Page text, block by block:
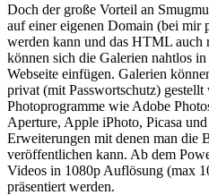
Doch der große Vorteil an
auf einer eigenen Domain (bei mir
werden kann und das HTML auch
können sich die Galerien nahtlos
Webseite einfügen. Galerien
privat (mit Passwortschutz)
Photoprogramme wie Adobe
Aperture, Apple iPhoto, Picasa
Erweiterungen mit denen man die
veröffentlichen kann. Ab dem
Videos in 1080p Auflösung (max
präsentiert werden.